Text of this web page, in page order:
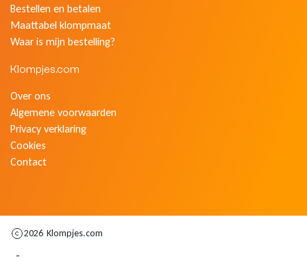
Bestellen en betalen
Maattabel klompmaat
Waar is mijn bestelling?
Klompjes.com
Over ons
Algemene voorwaarden
Privacy verklaring
Cookies
Contact
2026 Klompjes.com
-